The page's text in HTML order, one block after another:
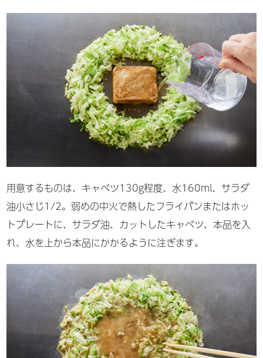
用意するものは、キャベツ130g程度、水160ml、サラダ
油小さじ1/2。弱めの中火で熱したフライパンまたはホッ
トプレートに、サラダ油、カットしたキャベツ、本品を入
れ、水を上から本品にかかるように注ぎます。